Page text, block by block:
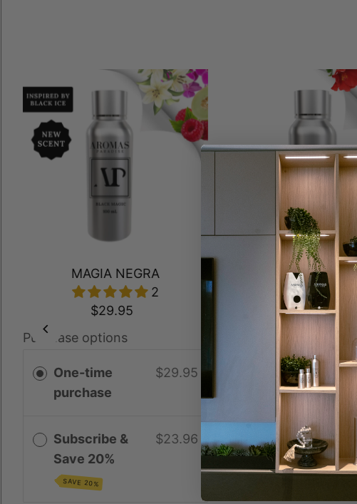
MAGIA NEGRA
2
$29.95
Purchase options
One-time
purchase
$29.95
Subscribe &
Save 20%
SAVE 20%
$23.96
2021
8
de $29.95
Ver opciones